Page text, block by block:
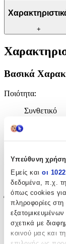
Υπεύθυνη
Εμείς και οι
δεδομένα, π.χ.
όπως cookies
πληροφορίες
εξατομικευμένων
σχετικά με
κοινού μας και
+
Βασικά
Ποιότητα:
Συνθετικό
Κατασκευή
Χρώμα:
Μπεζ
Έξτρα
με το Μέτρο:
Όχι